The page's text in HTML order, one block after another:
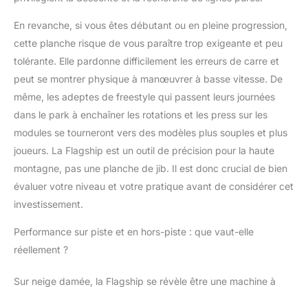
En revanche, si vous êtes débutant ou en pleine progression,
cette planche risque de vous paraître trop exigeante et peu
tolérante. Elle pardonne difficilement les erreurs de carre et
peut se montrer physique à manœuvrer à basse vitesse. De
même, les adeptes de freestyle qui passent leurs journées
dans le park à enchaîner les rotations et les press sur les
modules se tourneront vers des modèles plus souples et plus
joueurs. La Flagship est un outil de précision pour la haute
montagne, pas une planche de jib. Il est donc crucial de bien
évaluer votre niveau et votre pratique avant de considérer cet
investissement.
Performance sur piste et en hors-piste : que vaut-elle
réellement ?
Sur neige damée, la Flagship se révèle être une machine à